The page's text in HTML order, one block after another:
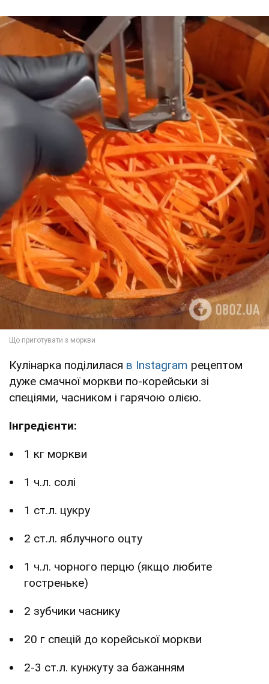
Кулінарка поділилася в Instagram рецептом
дуже смачної моркви по-корейськи зі
спеціями, часником і гарячою олією.
Інгредієнти:
1 кг моркви
1 ч.л. солі
1 ст.л. цукру
2 ст.л. яблучного оцту
1 ч.л. чорного перцю (якщо любите
гостреньке)
2 зубчики часнику
20 г спецій до корейської моркви
2-3 ст.л. кунжуту за бажанням